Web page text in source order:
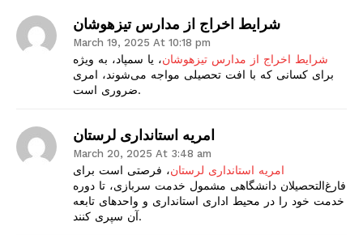
شرایط اخراج از مدارس تیزهوشان
March 19, 2025 At 10:18 pm
شرایط اخراج از مدارس تیزهوشان، یا سمپاد، به ویژه
برای کسانی که با افت تحصیلی مواجه می‌شوند، امری
ضروری است.
امریه استانداری لرستان
March 20, 2025 At 3:48 am
امریه استانداری لرستان، فرصتی است برای
فارغ‌التحصیلان دانشگاهی مشمول خدمت سربازی، تا دوره
خدمت خود را در محیط اداری استانداری و واحدهای تابعه
آن سپری کنند.